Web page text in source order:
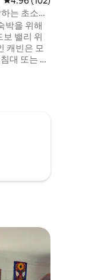
는 초소형
박을 위해
밸리 위
캐빈은 모
대 또는 화
내리면
권장. 자
기 사용